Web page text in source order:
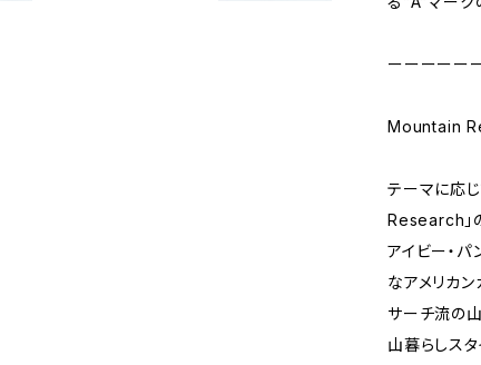
ーーーーー
Mountain
テーマに応
Research」
アイビー・パ
なアメリカ
サーチ流の
山暮らしスタ